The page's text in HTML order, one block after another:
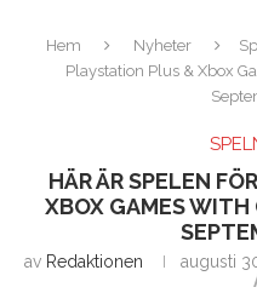
Hem Nyheter
Playstation Plus & Xbox
HÄR ÄR SPELEN
XBOX GAMES WITH
av Redaktionen augusti